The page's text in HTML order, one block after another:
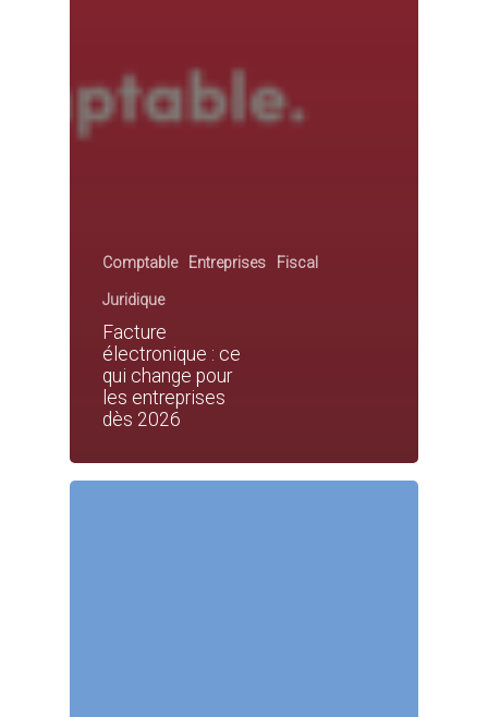
Comptable Entreprises Fiscal
Juridique
Facture
électronique : ce
qui change pour
les entreprises
dès 2026